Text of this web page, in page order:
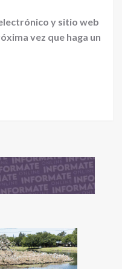
y sitio web
vez que haga un